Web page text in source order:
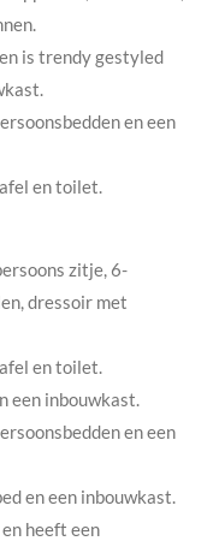
is trendy gestyled
en een
en toilet.
zitje, 6-
dressoir met
en toilet.
een inbouwkast.
en een
en een inbouwkast.
heeft een